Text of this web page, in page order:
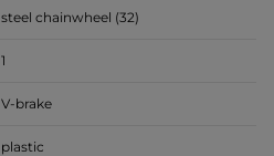
steel chainwheel (32)
1
V-brake
plastic